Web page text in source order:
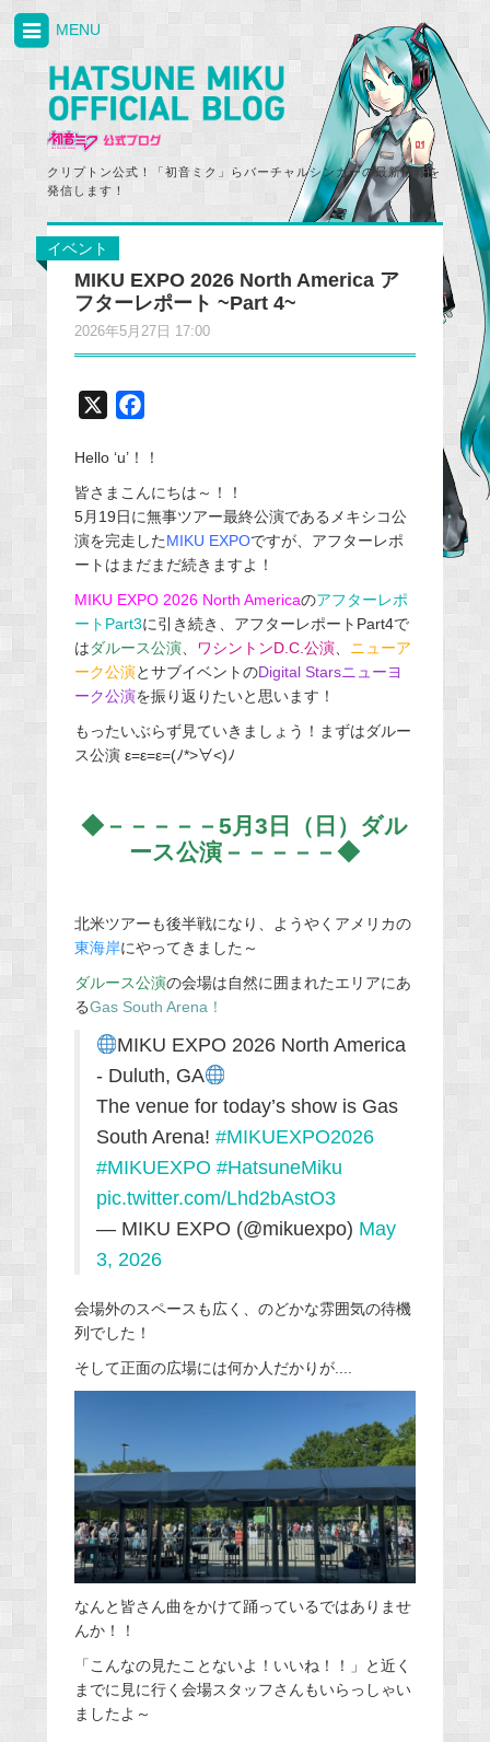
クリプトン公式！「初音ミク」らバーチャルシンガーの最新情報を
発信します！
MENU
イベント
MIKU EXPO 2026 North America ア
フターレポート ~Part 4~
2026年5月27日 17:00
c
e
b
o
o
k
Hello ‘u’！！
皆さまこんにちは～！！
5月19日に無事ツアー最終公演であるメキシコ公
演を完走したMIKU EXPOですが、アフターレポ
ートはまだまだ続きますよ！
MIKU EXPO 2026 North Americaのアフターレポ
ートPart3に引き続き、アフターレポートPart4で
はダルース公演、 ワシントンD.C.公演、 ニューア
ーク公演とサブイベントのDigital Starsニューヨ
ーク公演を振り返りたいと思います！
もったいぶらず見ていきましょう！まずはダルー
ス公演 ε=ε=ε=(ﾉ*>∀<)ﾉ
◆－－－－－5月3日（日）ダル
ース公演－－－－－◆
北米ツアーも後半戦になり、ようやくアメリカの
東海岸にやってきました～
ダルース公演の会場は自然に囲まれたエリアにあ
るGas South Arena！
MIKU EXPO 2026 North America
- Duluth, GA
The venue for today’s show is Gas
South Arena! #MIKUEXPO2026
#MIKUEXPO #HatsuneMiku
pic.twitter.com/Lhd2bAstO3
— MIKU EXPO (@mikuexpo) May
3, 2026
会場外のスペースも広く、のどかな雰囲気の待機
列でした！
そして正面の広場には何か人だかりが....
なんと皆さん曲をかけて踊っているではありませ
んか！！
「こんなの見たことないよ！いいね！！」と近く
までに見に行く会場スタッフさんもいらっしゃい
ましたよ～